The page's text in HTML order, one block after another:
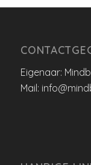
Eigenaar:
Mail: